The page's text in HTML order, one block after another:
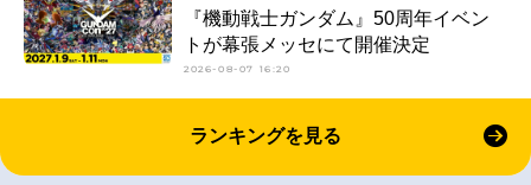
『機動戦士ガンダム』50周年イベン
トが幕張メッセにて開催決定
2026-08-07 16:20
ランキングを見る